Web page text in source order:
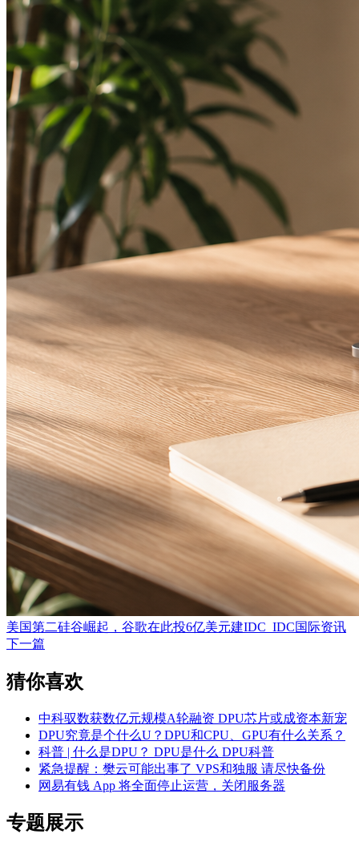
美国第二硅谷崛起，谷歌在此投6亿美元建IDC_IDC国际资讯
下一篇
猜你喜欢
中科驭数获数亿元规模A轮融资 DPU芯片或成资本新宠
DPU究竟是个什么U？DPU和CPU、GPU有什么关系？
科普 | 什么是DPU？ DPU是什么 DPU科普
紧急提醒：樊云可能出事了 VPS和独服 请尽快备份
网易有钱 App 将全面停止运营，关闭服务器
专题展示